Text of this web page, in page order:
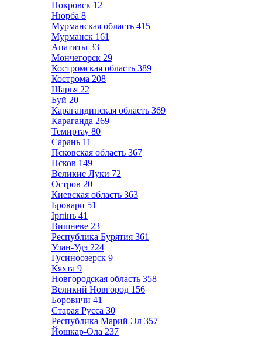
Покровск 12
Нюрба 8
Мурманская область 415
Мурманск 161
Апатиты 33
Мончегорск 29
Костромская область 389
Кострома 208
Шарья 22
Буй 20
Карагандинская область 369
Караганда 269
Темиртау 80
Сарань 11
Псковская область 367
Псков 149
Великие Луки 72
Остров 20
Киевская область 363
Бровари 51
Ірпінь 41
Вишневе 23
Республика Бурятия 361
Улан-Удэ 224
Гусиноозерск 9
Кяхта 9
Новгородская область 358
Великий Новгород 156
Боровичи 41
Старая Русса 30
Республика Марий Эл 357
Йошкар-Ола 237